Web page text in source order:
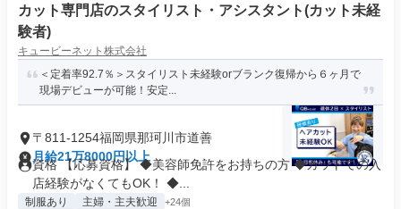
カット専門店のスタイリスト・アシスタント(カット未経
験者)
キュービーネット株式会社
＜定着率92.7％＞スタイリスト未経験orブランク復帰から６ヶ月で
現場デビューが可能！安定...
〒811-1254福岡県那珂川市道善
月給21万8000円以上
資格 【応募資格】 ◆美容師免許をお持ちの方 ◆カットでの入
店経験がなくてもOK！ ◆...
制服あり 主婦・主夫歓迎 +24個